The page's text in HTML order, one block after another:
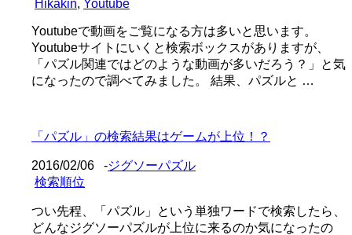
Hikakin, Youtube
Youtubeで動画をご覧になる方は多いと思います。
Youtubeサイトにいくと検索ボックスがありますが、
「パズル関連ではどのような動画が多いだろう？」と気
になったので調べてみました。 結果、パズルと …
「パズル」の検索結果はゲームが上位！？
2016/02/06 -ジグソーパズル
検索順位
つい先程、「パズル」という単独ワードで検索したら、
どんなジグソーパズルが上位に来るのか気になったの